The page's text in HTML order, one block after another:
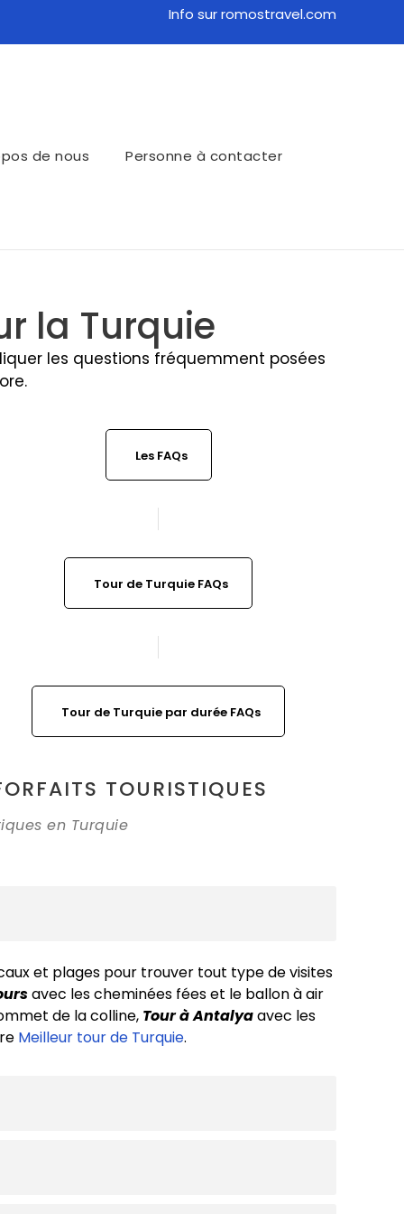
Info sur romostravel.com
de nous Personne à contacter
la Turquie
les questions fréquemment posées
Les FAQs
Tour de Turquie FAQs
Tour de Turquie par durée FAQs
TOURISTIQUES
en Turquie
et plages pour trouver tout type de visites
avec les cheminées fées et le ballon à air
de la colline, Tour à Antalyaavec les
Meilleur tour de Turquie.